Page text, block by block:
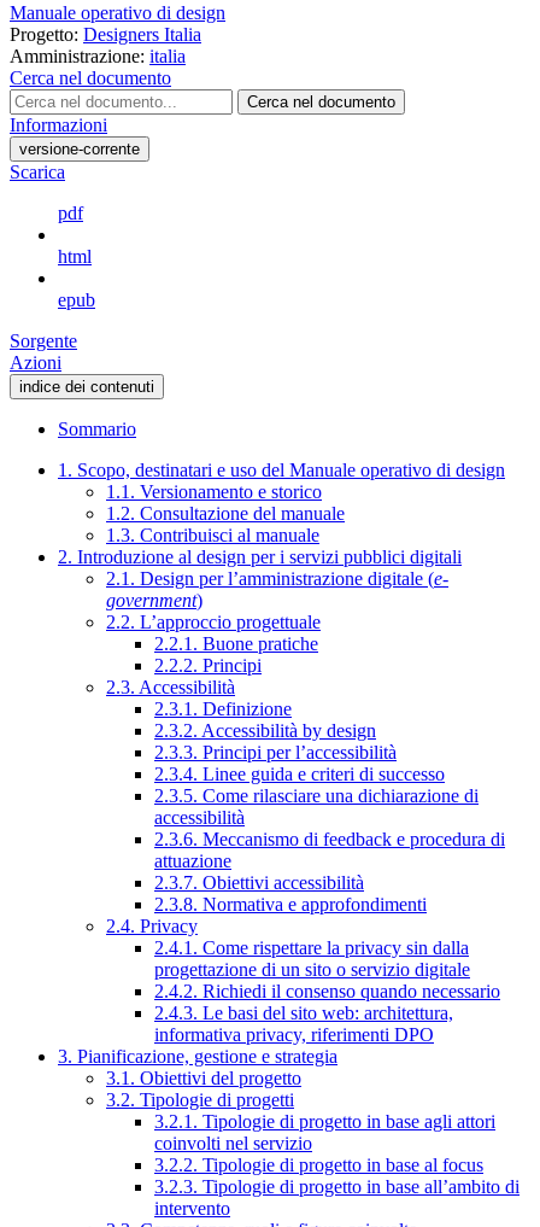
Manuale operativo di design
Progetto: Designers Italia
Amministrazione: italia
Cerca nel documento
Cerca nel documento
Informazioni
versione-corrente
Scarica
pdf
html
epub
Sorgente
Azioni
indice dei contenuti
Sommario
1. Scopo, destinatari e uso del Manuale operativo di design
1.1. Versionamento e storico
1.2. Consultazione del manuale
1.3. Contribuisci al manuale
2. Introduzione al design per i servizi pubblici digitali
2.1. Design per l’amministrazione digitale (e-
government)
2.2. L’approccio progettuale
2.2.1. Buone pratiche
2.2.2. Principi
2.3. Accessibilità
2.3.1. Definizione
2.3.2. Accessibilità by design
2.3.3. Principi per l’accessibilità
2.3.4. Linee guida e criteri di successo
2.3.5. Come rilasciare una dichiarazione di
accessibilità
2.3.6. Meccanismo di feedback e procedura di
attuazione
2.3.7. Obiettivi accessibilità
2.3.8. Normativa e approfondimenti
2.4. Privacy
2.4.1. Come rispettare la privacy sin dalla
progettazione di un sito o servizio digitale
2.4.2. Richiedi il consenso quando necessario
2.4.3. Le basi del sito web: architettura,
informativa privacy, riferimenti DPO
3. Pianificazione, gestione e strategia
3.1. Obiettivi del progetto
3.2. Tipologie di progetti
3.2.1. Tipologie di progetto in base agli attori
coinvolti nel servizio
3.2.2. Tipologie di progetto in base al focus
3.2.3. Tipologie di progetto in base all’ambito di
intervento